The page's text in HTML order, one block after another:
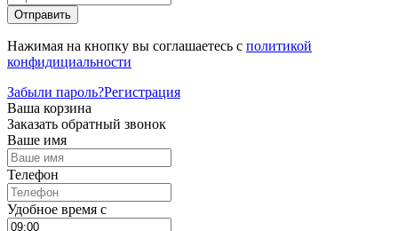
Отправить
Нажимая на кнопку вы соглашаетесь с политикой
конфидициальности
Забыли пароль?Регистрация
Ваша корзина
Заказать обратный звонок
Ваше имя
Телефон
Удобное время c